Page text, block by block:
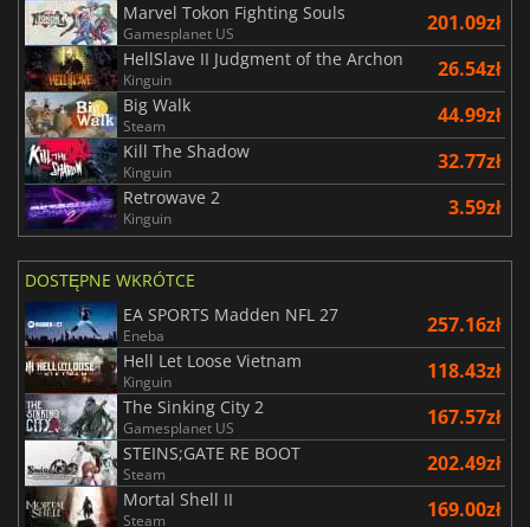
Marvel Tokon Fighting Souls
Gamesplanet US 201.09zł
HellSlave II Judgment of the Archon
Kinguin 26.54zł
Big Walk
Steam 44.99zł
Kill The Shadow
Kinguin 32.77zł
Retrowave 2
Kinguin 3.59zł
DOSTĘPNE WKRÓTCE
EA SPORTS Madden NFL 27
Eneba 257.16zł
Hell Let Loose Vietnam
Kinguin 118.43zł
The Sinking City 2
Gamesplanet US 167.57zł
STEINS;GATE RE BOOT
Steam 202.49zł
Mortal Shell II
Steam 169.00zł